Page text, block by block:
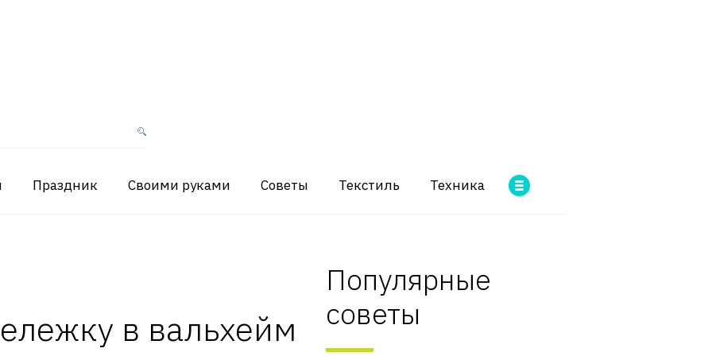
Праздник Своими руками Советы Текстиль Техника
в вальхейм
Популярные
советы